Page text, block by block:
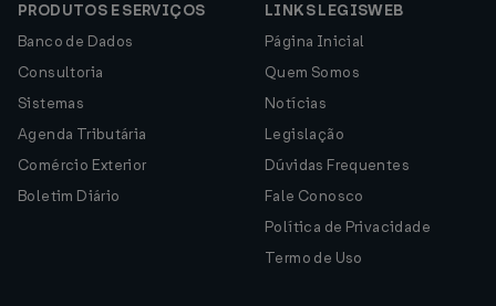
PRODUTOS E SERVIÇOS
Banco de Dados
Consultoria
Sistemas
Agenda Tributária
Comércio Exterior
Boletim Diário
LINKS LEGISWEB
Página Inicial
Quem Somos
Notícias
Legislação
Dúvidas Frequentes
Fale Conosco
Política de Privacidade
Termo de Uso